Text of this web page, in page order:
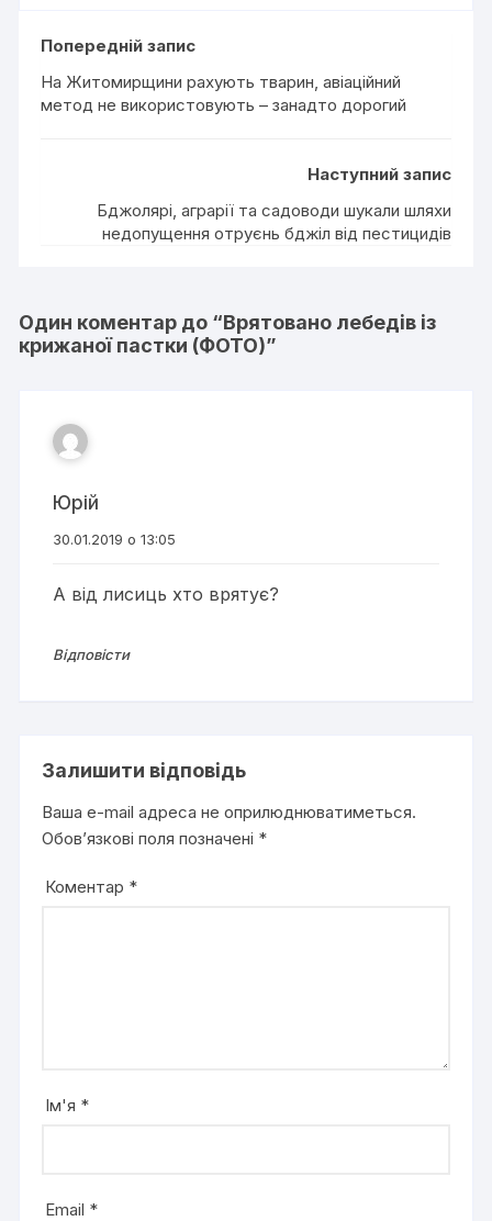
Попередній запис
На Житомирщини рахують тварин, авіаційний
метод не використовують – занадто дорогий
Наступний запис
Бджолярі, аграрії та садоводи шукали шляхи
недопущення отруєнь бджіл від пестицидів
Один коментар до “Врятовано лебедів із
крижаної пастки (ФОТО)”
Юрій
30.01.2019 о 13:05
А від лисиць хто врятує?
Відповісти
Залишити відповідь
Ваша e-mail адреса не оприлюднюватиметься.
Обов’язкові поля позначені *
Коментар *
Ім'я *
Email *